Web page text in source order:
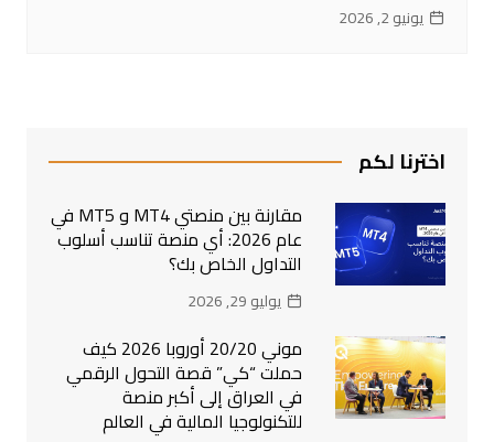
يونيو 2, 2026
اخترنا لكم
مقارنة بين منصتي MT4 و MT5 في
عام 2026: أي منصة تناسب أسلوب
التداول الخاص بك؟
يوليو 29, 2026
موني 20/20 أوروبا 2026 كيف
حملت “كي” قصة التحول الرقمي
في العراق إلى أكبر منصة
للتكنولوجيا المالية في العالم